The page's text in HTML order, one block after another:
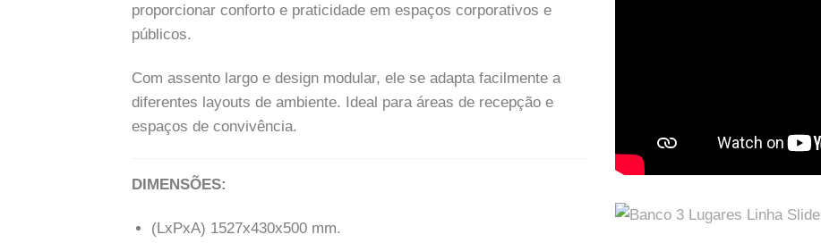
proporcionar conforto e praticidade em espaços corporativos e
públicos.
Com assento largo e design modular, ele se adapta facilmente a
diferentes layouts de ambiente. Ideal para áreas de recepção e
espaços de convivência.
DIMENSÕES:
(LxPxA) 1527x430x500 mm.